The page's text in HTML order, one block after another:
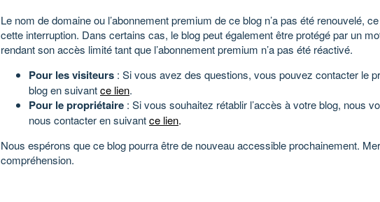
Le nom de domaine ou l’abonnement premium de ce blog n’a pas été renouvelé,
cette interruption. Dans certains cas, le blog peut également être protégé par un
rendant son accès limité tant que l’abonnement premium n’a pas été réactivé.
Pour les visiteurs : Si vous avez des questions, vous pouvez contacter le
blog en suivantce lien.
Pour le propriétaire : Si vous souhaitez rétablir l’accès à votre blog, nous
nous contacter en suivantce lien.
Nous espérons que ce blog pourra être de nouveau accessible prochainement.
compréhension.